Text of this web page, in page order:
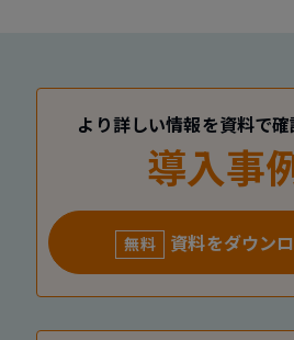
より詳しい情報を資料で
導入事
無料 資料をダウン